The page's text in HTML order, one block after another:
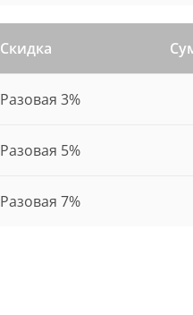
Скидка
Разовая 3%
Разовая 5%
Разовая 7%